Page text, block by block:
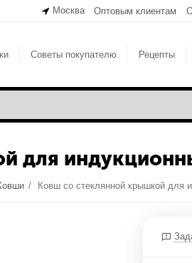
Оптовым клиентам
Москва
Советы покупателю Рецепты
для
/